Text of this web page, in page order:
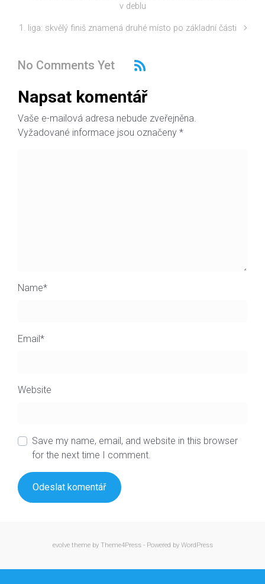
v deblu
1. liga: skvělý finiš znamená druhé místo po základní části
No Comments Yet
Napsat komentář
Vaše e-mailová adresa nebude zveřejněna.
Vyžadované informace jsou označeny *
Name*
Email*
Website
Save my name, email, and website in this browser
for the next time I comment.
evolvetheme by Theme4Press - Powered by WordPress